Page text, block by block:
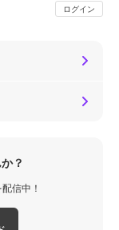
ログイン
？
信中！